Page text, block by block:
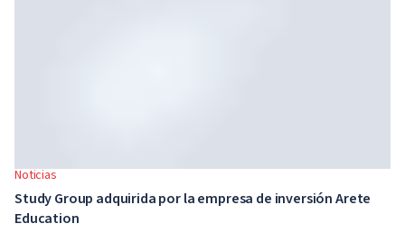
Noticias
Study Group adquirida por la empresa de inversión Arete
Education